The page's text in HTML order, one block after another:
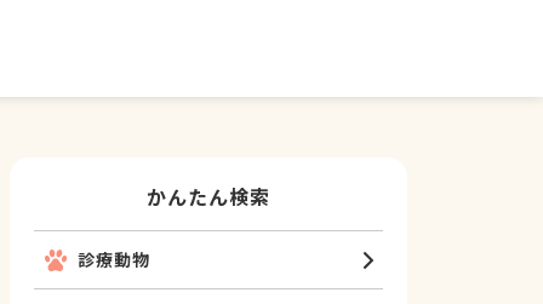
かんたん検索
診療動物